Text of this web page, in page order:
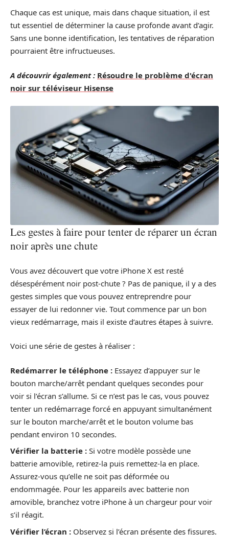
Chaque cas est unique, mais dans chaque situation, il est
tut essentiel de déterminer la cause profonde avant d’agir.
Sans une bonne identification, les tentatives de réparation
pourraient être infructueuses.
A découvrir également : Résoudre le problème d'écran
noir sur téléviseur Hisense
Les gestes à faire pour tenter de réparer un écran
noir après une chute
Vous avez découvert que votre iPhone X est resté
désespérément noir post-chute ? Pas de panique, il y a des
gestes simples que vous pouvez entreprendre pour
essayer de lui redonner vie. Tout commence par un bon
vieux redémarrage, mais il existe d’autres étapes à suivre.
Voici une série de gestes à réaliser :
Redémarrer le téléphone : Essayez d’appuyer sur le
bouton marche/arrêt pendant quelques secondes pour
voir si l’écran s’allume. Si ce n’est pas le cas, vous pouvez
tenter un redémarrage forcé en appuyant simultanément
sur le bouton marche/arrêt et le bouton volume bas
pendant environ 10 secondes.
Vérifier la batterie : Si votre modèle possède une
batterie amovible, retirez-la puis remettez-la en place.
Assurez-vous qu’elle ne soit pas déformée ou
endommagée. Pour les appareils avec batterie non
amovible, branchez votre iPhone à un chargeur pour voir
s’il réagit.
Vérifier l’écran : Observez si l’écran présente des fissures.